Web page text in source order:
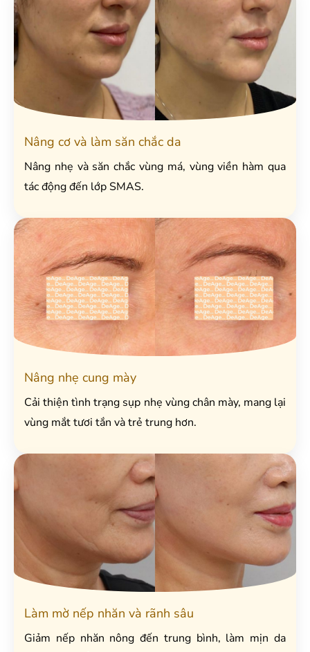
Nâng cơ và làm săn chắc da
Nâng nhẹ và săn chắc vùng má, vùng viền hàm qua
tác động đến lớp SMAS.
Nâng nhẹ cung mày
Cải thiện tình trạng sụp nhẹ vùng chân mày, mang lại
vùng mắt tươi tắn và trẻ trung hơn.
Làm mờ nếp nhăn và rãnh sâu
Giảm nếp nhăn nông đến trung bình, làm mịn da